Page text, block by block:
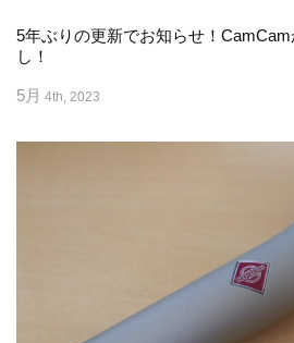
5年ぶりの更新でお知らせ！
し！
5月 4th, 2023